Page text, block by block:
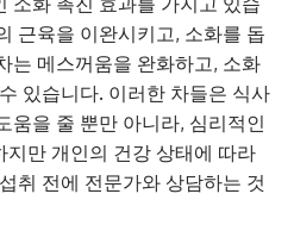
근육을 이완시키고, 소화를 돕
는 메스꺼움을 완화하고, 소화
있습니다. 이러한 차들은 식사
움을 줄 뿐만 아니라, 심리적인
만 개인의 건강 상태에 따라
취 전에 전문가와 상담하는 것